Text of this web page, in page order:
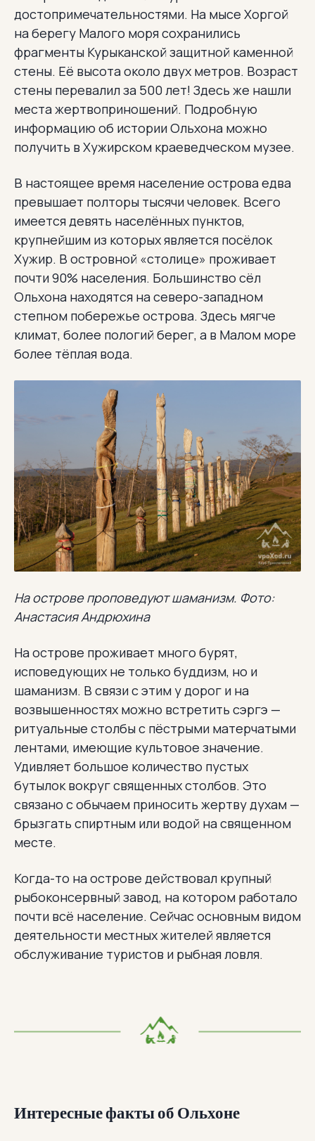
достопримечательностями. На мысе Хоргой
на берегу Малого моря сохранились
фрагменты Курыканской защитной каменной
стены. Её высота около двух метров. Возраст
стены перевалил за 500 лет! Здесь же нашли
места жертвоприношений. Подробную
информацию об истории Ольхона можно
получить в Хужирском краеведческом музее.
В настоящее время население острова едва
превышает полторы тысячи человек. Всего
имеется девять населённых пунктов,
крупнейшим из которых является посёлок
Хужир. В островной «столице» проживает
почти 90% населения. Большинство сёл
Ольхона находятся на северо-западном
степном побережье острова. Здесь мягче
климат, более пологий берег, а в Малом море
более тёплая вода.
На острове проповедуют шаманизм. Фото:
Анастасия Андрюхина
На острове проживает много бурят,
исповедующих не только буддизм, но и
шаманизм. В связи с этим у дорог и на
возвышенностях можно встретить сэргэ —
ритуальные столбы с пёстрыми матерчатыми
лентами, имеющие культовое значение.
Удивляет большое количество пустых
бутылок вокруг священных столбов. Это
связано с обычаем приносить жертву духам —
брызгать спиртным или водой на священном
месте.
Когда-то на острове действовал крупный
рыбоконсервный завод, на котором работало
почти всё население. Сейчас основным видом
деятельности местных жителей является
обслуживание туристов и рыбная ловля.
Интересные факты об Ольхоне